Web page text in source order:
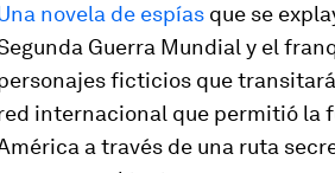
novela de espías que se
Guerra Mundial y el
ficticios que
internacional que permitió la
a través de una ruta